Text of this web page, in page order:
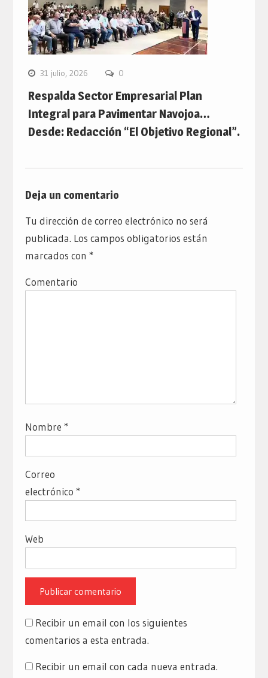
31 julio, 2026 0
Respalda Sector Empresarial Plan
Integral para Pavimentar Navojoa…
Desde: Redacción “El Objetivo Regional”.
Deja un comentario
Tu dirección de correo electrónico no será
publicada. Los campos obligatorios están
marcados con *
Comentario
Nombre *
Correo
electrónico *
Web
Recibir un email con los siguientes
comentarios a esta entrada.
Recibir un email con cada nueva entrada.